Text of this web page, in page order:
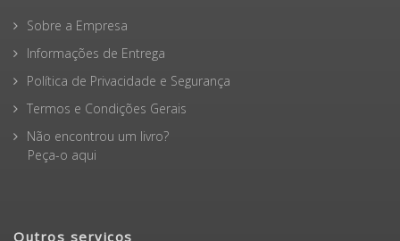
Sobre a Empresa
Informações de Entrega
Política de Privacidade e Segurança
Termos e Condições Gerais
Não encontrou um livro?
Peça-o aqui
Outros serviços